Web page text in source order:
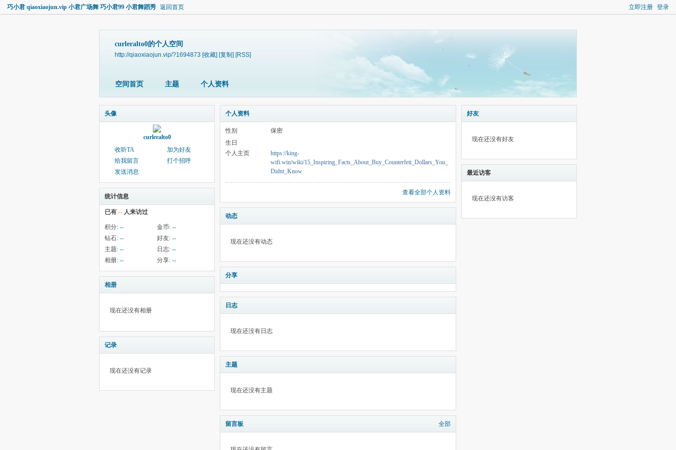
立即注册 登录
巧小君 qiaoxiaojun.vip 小君广场舞 巧小君99 小君舞蹈秀 返回首页
curleralto0的个人空间
http://qiaoxiaojun.vip/?1694873 [收藏] [复制] [RSS]
空间首页 主题 个人资料
头像
curleralto0
收听TA
加为好友
给我留言
打个招呼
发送消息
统计信息
已有 -- 人来访过
积分: -- 金币: --
钻石: -- 好友: --
主题: -- 日志: --
相册: -- 分享: --
相册
现在还没有相册
记录
现在还没有记录
个人资料
性别
保密
生日
个人主页
https://king-
wifi.win/wiki/15_Inspiring_Facts_About_Buy_Counterfeit_Dollars_You_
Didnt_Know
查看全部个人资料
动态
现在还没有动态
分享
日志
现在还没有日志
主题
现在还没有主题
留言板 全部
好友
现在还没有好友
最近访客
现在还没有访客